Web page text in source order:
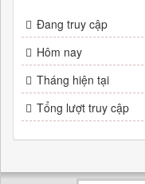
Đang truy cập
Hôm nay
Tháng hiện tại
Tổng lượt truy cập